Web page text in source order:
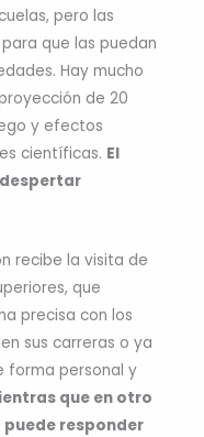
pero las
que las puedan
Hay mucho
de 20
y efectos
científicas. El
recibe la visita de
que
precisa con los
sus carreras o ya
forma personal y
que en otro
responder